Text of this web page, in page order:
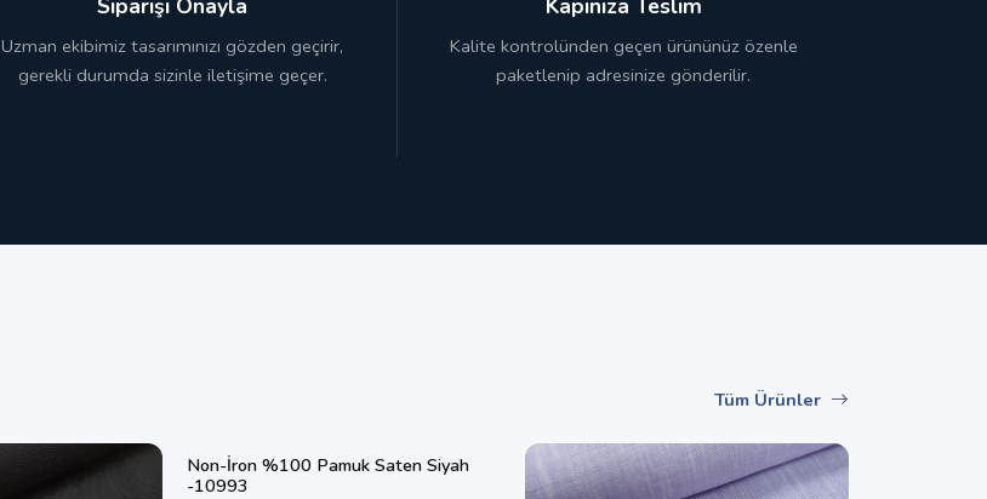
Siparişi Onayla
Uzman ekibimiz tasarımınızı gözden geçirir,
gerekli durumda sizinle iletişime geçer.
Kapınıza Teslim
Kalite kontrolünden geçen ürününüz özenle
paketlenip adresinize gönderilir.
Tüm Ürünler
Non-İron %100 Pamuk Saten Siyah
-10993